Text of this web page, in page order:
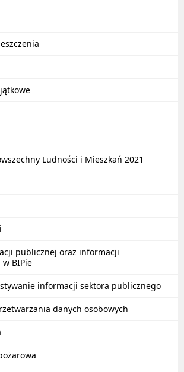
Ludności i Mieszkań 2021
publicznej oraz informacji
BIPie
informacji sektora publicznego
danych osobowych